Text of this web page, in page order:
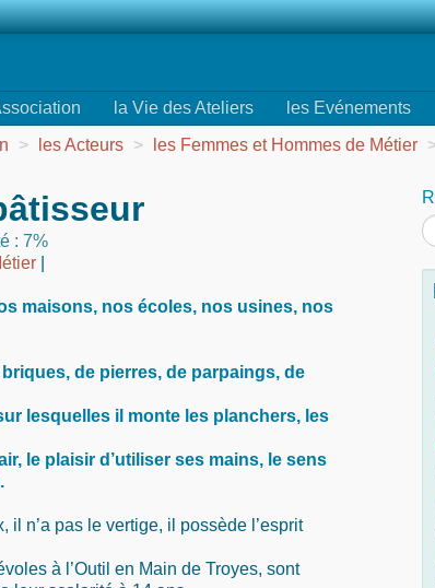
la Vie des Ateliers les Evénements
> les Acteurs > les Femmes et Hommes de Métier
: 7%
maisons, nos écoles, nos usines, nos
de pierres, de parpaings, de
lesquelles il monte les planchers, les
le plaisir d’utiliser ses mains, le sens
il n’a pas le vertige, il possède l’esprit
à l’Outil en Main de Troyes, sont